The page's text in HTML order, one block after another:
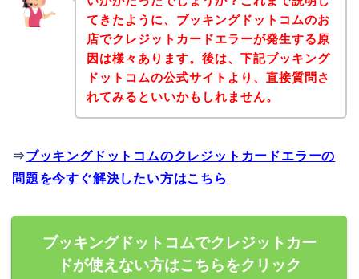
てきたように、ブッキングドットコムのお
店でクレジットカードエラーが発生する原
因は様々あります。後は、下記ブッキング
ドットコムの公式サイトより、直接質問さ
れてみるといいかもしれません。
⇒ブッキングドットコムのクレジットカードエラーの
問題を今すぐ解決したい方はこちら
ブッキングドットコムでクレジットカー
ドが使えない方はこちらをクリック